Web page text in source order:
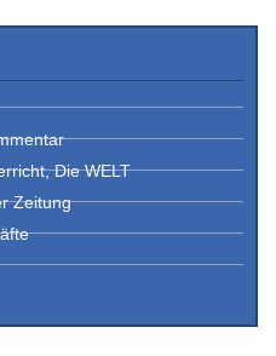
Die WELT
Zeitung